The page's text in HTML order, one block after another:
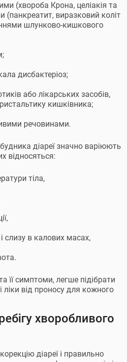
(хвороба Крона, целіакія та
(панкреатит, виразковий коліт
шлунково-кишкового
дисбактеріоз;
або лікарських засобів,
кишківника;
речовинами.
діареї значно варіюють
відносяться:
тіла,
і слизу в калових масах,
її симптоми, легше підібрати
від проносу для кожного
хворобливого
діареї і правильно